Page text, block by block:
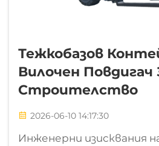
Тежкобазов
Вилочен Повдигач
Строителство
2026-06-10 14:17:30
Инженерни изисквания